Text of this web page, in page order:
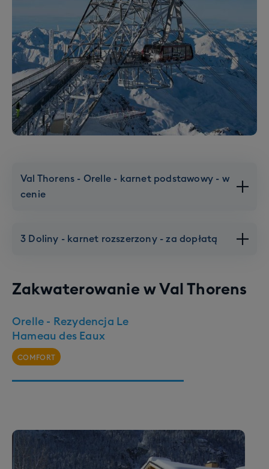
Val Thorens - Orelle - karnet podstawowy - w
cenie
3 orczyki 2 snowparki
3 Doliny - karnet rozszerzony - za dopłatą
600 km tras 34 gondole 59 krzesełek
Zakwaterowanie w Val Thorens
Orelle - Rezydencja Le
Hameau des Eaux
COMFORT